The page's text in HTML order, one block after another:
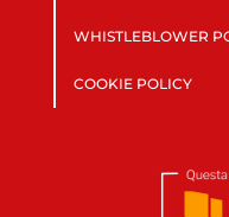
WHISTLEBLOWER
COOKIE POLICY